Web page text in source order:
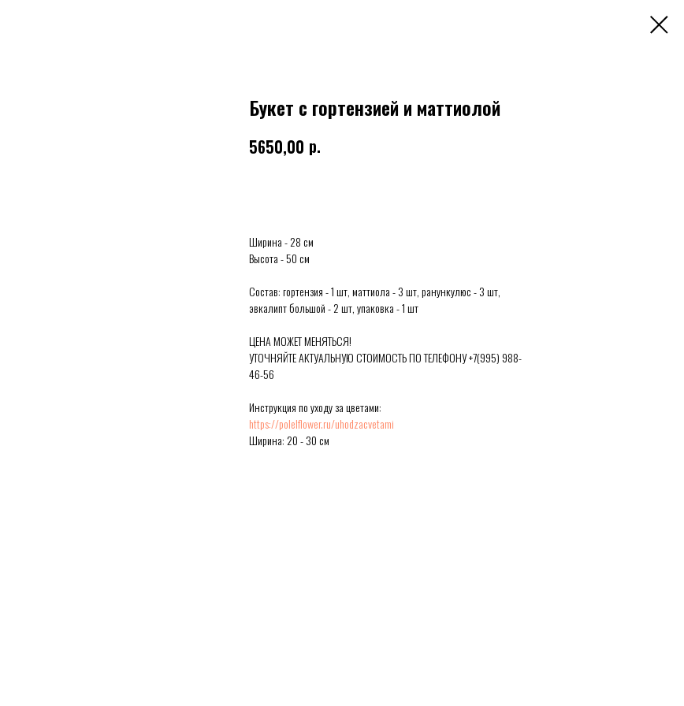
Букет с гортензией и маттиолой
5650,00 р.
Ширина - 28 см
Высота - 50 см
Состав: гортензия - 1 шт, маттиола - 3 шт, ранункулюс - 3 шт,
эвкалипт большой - 2 шт, упаковка - 1 шт
ЦЕНА МОЖЕТ МЕНЯТЬСЯ!
УТОЧНЯЙТЕ АКТУАЛЬНУЮ СТОИМОСТЬ ПО ТЕЛЕФОНУ +7(995) 988-
46-56
Инструкция по уходу за цветами:
https://polelflower.ru/uhodzacvetami
Ширина: 20 - 30 см